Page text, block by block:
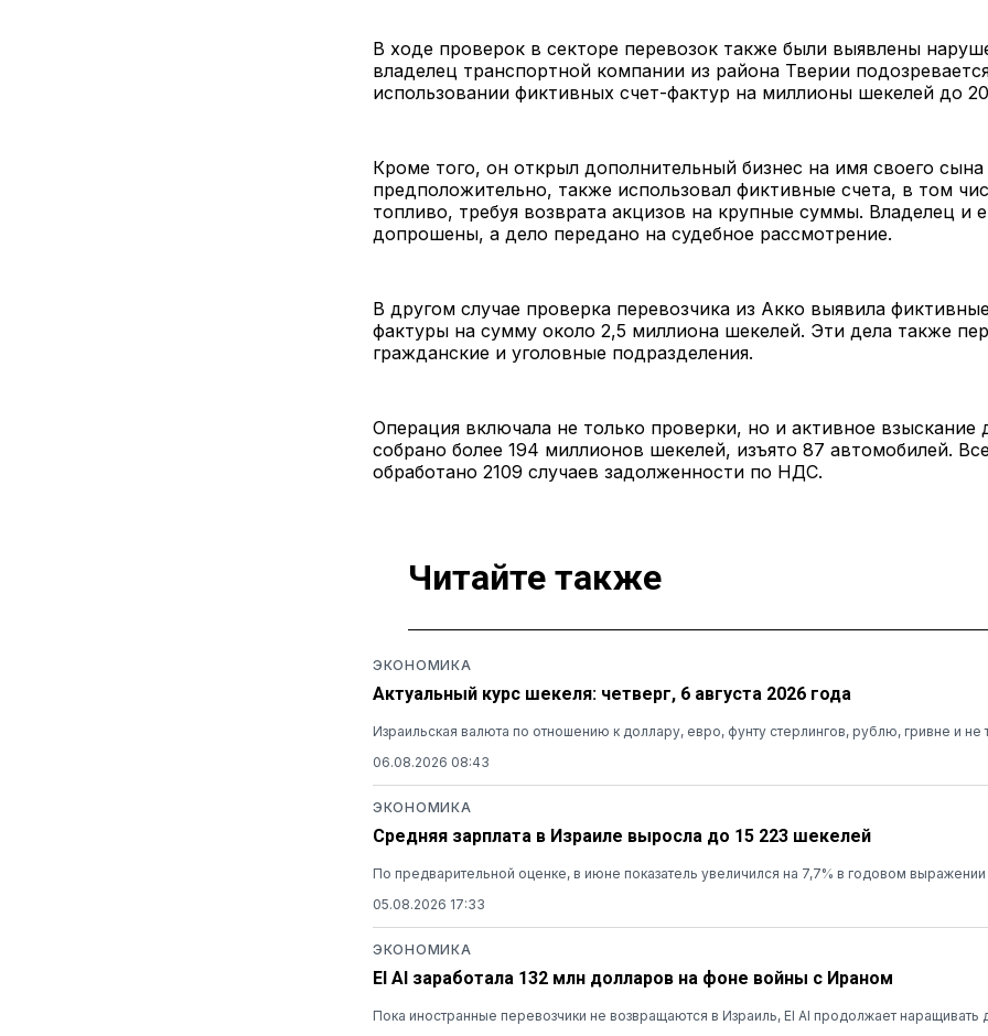
В ходе проверок в секторе перевозок также были выявлены
владелец транспортной компании из района Тверии
использовании фиктивных счет-фактур на миллионы шекелей до
Кроме того, он открыл дополнительный бизнес на имя своего сына
предположительно, также использовал фиктивные счета, в том
топливо, требуя возврата акцизов на крупные суммы. Владелец и
допрошены, а дело передано на судебное рассмотрение.
В другом случае проверка перевозчика из Акко выявила
фактуры на сумму около 2,5 миллиона шекелей. Эти дела также
гражданские и уголовные подразделения.
Операция включала не только проверки, но и активное взыскание
собрано более 194 миллионов шекелей, изъято 87 автомобилей.
обработано 2109 случаев задолженности по НДС.
Читайте также
ЭКОНОМИКА
Актуальный курс шекеля: четверг, 6 августа 2026 года
Израильская валюта по отношению к доллару, евро, фунту стерлингов, рублю, гривне и не
06.08.2026 08:43
ЭКОНОМИКА
Средняя зарплата в Израиле выросла до 15 223 шекелей
По предварительной оценке, в июне показатель увеличился на 7,7% в годовом выражении
05.08.2026 17:33
ЭКОНОМИКА
El Al заработала 132 млн долларов на фоне войны с Ираном
Пока иностранные перевозчики не возвращаются в Израиль, El Al продолжает наращивать